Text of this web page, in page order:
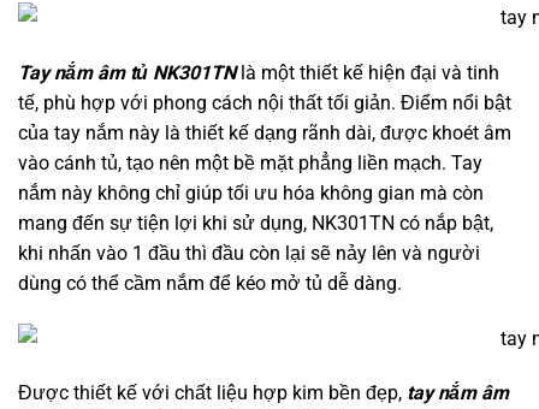
Tay nắm âm tủ NK301TN là một thiết kế hiện đại và tinh
tế, phù hợp với phong cách nội thất tối giản. Điểm nổi bật
của tay nắm này là thiết kế dạng rãnh dài, được khoét âm
vào cánh tủ, tạo nên một bề mặt phẳng liền mạch. Tay
nắm này không chỉ giúp tối ưu hóa không gian mà còn
mang đến sự tiện lợi khi sử dụng, NK301TN có nắp bật,
khi nhấn vào 1 đầu thì đầu còn lại sẽ nảy lên và người
dùng có thể cầm nắm để kéo mở tủ dễ dàng.
Được thiết kế với chất liệu hợp kim bền đẹp, tay nắm âm